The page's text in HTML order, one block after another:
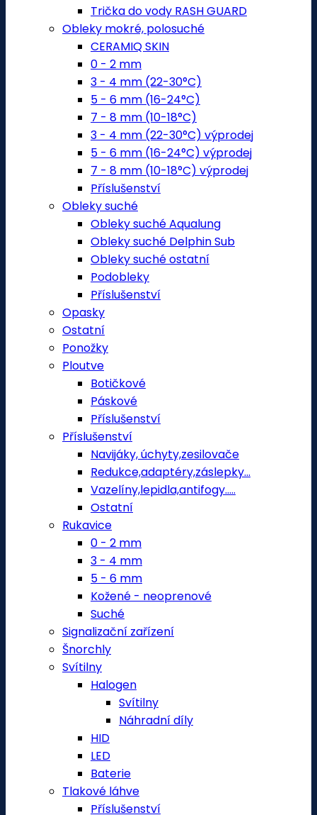
Trička do vody RASH GUARD
Obleky mokré, polosuché
CERAMIQ SKIN
0 - 2 mm
3 - 4 mm (22-30°C)
5 - 6 mm (16-24°C)
7 - 8 mm (10-18°C)
3 - 4 mm (22-30°C) výprodej
5 - 6 mm (16-24°C) výprodej
7 - 8 mm (10-18°C) výprodej
Příslušenství
Obleky suché
Obleky suché Aqualung
Obleky suché Delphin Sub
Obleky suché ostatní
Podobleky
Příslušenství
Opasky
Ostatní
Ponožky
Ploutve
Botičkové
Páskové
Příslušenství
Příslušenství
Navijáky, úchyty,zesilovače
Redukce,adaptéry,záslepky...
Vazelíny,lepidla,antifogy.....
Ostatní
Rukavice
0 - 2 mm
3 - 4 mm
5 - 6 mm
Kožené - neoprenové
Suché
Signalizační zařízení
Šnorchly
Svítilny
Halogen
Svítilny
Náhradní díly
HID
LED
Baterie
Tlakové láhve
Příslušenství